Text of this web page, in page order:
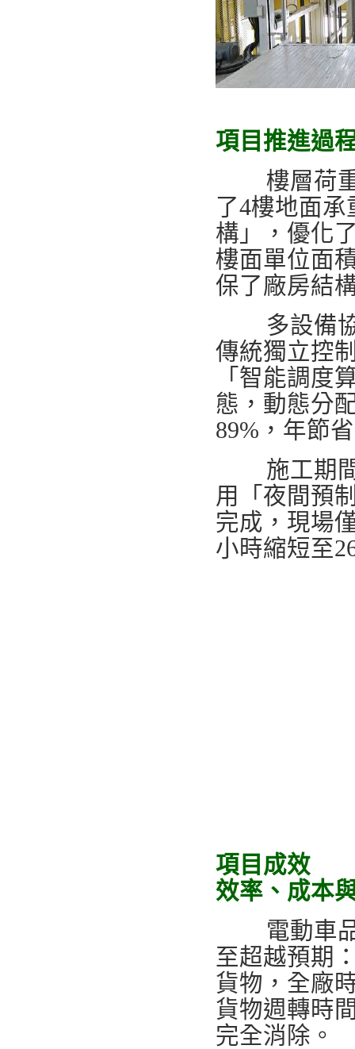
項目推進過
樓層荷重
了4樓地面
構」，優化
樓面單位面
保了廠房結
多設備協
傳統獨立控
「智能調度
態，動態分
89%，年節
施工期間
用「夜間預
完成，現場
小時縮短至
項目成效
效率、成本
電動車品
至超越預期
貨物，全廠
貨物週轉時
完全消除。